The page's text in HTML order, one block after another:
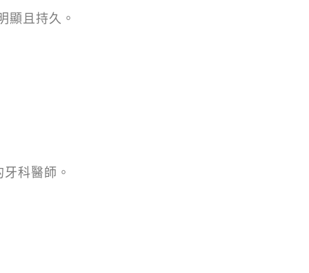
顯且持久。
科醫師。